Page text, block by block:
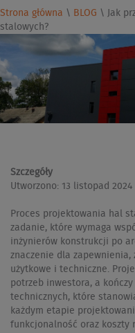
Strona główna \ BLOG \
Jak
stalowych?
Szczegóły
Utworzono: 13 listopad 2024
Proces projektowania hal
zadanie, które wymaga
inżynierów konstrukcji po
znaczenie dla zapewnienia,
użytkowe i techniczne.
potrzeb inwestora, a kończy
technicznych, które
każdym etapie
funkcjonalność oraz koszty